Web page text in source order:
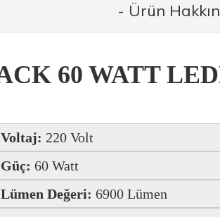
- Ürün
60 WATT
Voltaj: 220 Volt
Güç: 60 Watt
Lümen Değeri: 6900 Lümen